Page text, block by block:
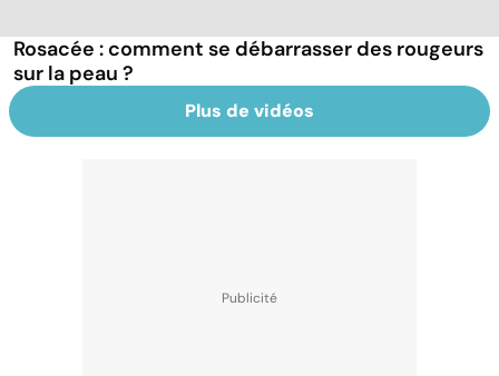
Rosacée : comment se débarrasser des rougeurs
sur la peau ?
Plus de vidéos